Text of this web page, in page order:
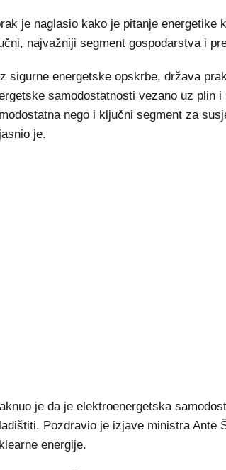
je naglasio kako je pitanje energetike
najvažniji segment gospodarstva i
sigurne energetske opskrbe, država
samodostatnosti vezano uz plin
nego i ključni segment za
je.
je da je elektroenergetska
Pozdravio je izjave ministra Ante
energije.